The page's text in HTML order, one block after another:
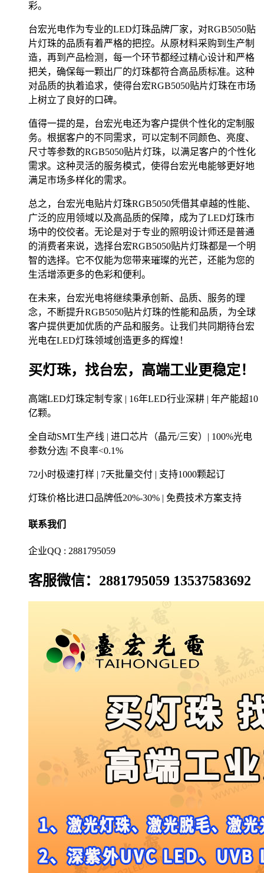
彩。
台宏光电作为专业的LED灯珠品牌厂家，对RGB5050贴
片灯珠的品质有着严格的把控。从原材料采购到生产制
造，再到产品检测，每一个环节都经过精心设计和严格
把关，确保每一颗出厂的灯珠都符合高品质标准。这种
对品质的执着追求，使得台宏RGB5050贴片灯珠在市场
上树立了良好的口碑。
值得一提的是，台宏光电还为客户提供个性化的定制服
务。根据客户的不同需求，可以定制不同颜色、亮度、
尺寸等参数的RGB5050贴片灯珠，以满足客户的个性化
需求。这种灵活的服务模式，使得台宏光电能够更好地
满足市场多样化的需求。
总之，台宏光电贴片灯珠RGB5050凭借其卓越的性能、
广泛的应用领域以及高品质的保障，成为了LED灯珠市
场中的佼佼者。无论是对于专业的照明设计师还是普通
的消费者来说，选择台宏RGB5050贴片灯珠都是一个明
智的选择。它不仅能为您带来璀璨的光芒，还能为您的
生活增添更多的色彩和便利。
在未来，台宏光电将继续秉承创新、品质、服务的理
念，不断提升RGB5050贴片灯珠的性能和品质，为全球
客户提供更加优质的产品和服务。让我们共同期待台宏
光电在LED灯珠领域创造更多的辉煌！
买灯珠，找台宏，高端工业更稳定！
高端LED灯珠定制专家 | 16年LED行业深耕 | 年产能超10
亿颗。
全自动SMT生产线 | 进口芯片（晶元/三安）| 100%光电
参数分选| 不良率<0.1%
72小时极速打样 | 7天批量交付 | 支持1000颗起订
灯珠价格比进口品牌低20%-30% | 免费技术方案支持
联系我们
企业QQ : 2881795059
客服微信：2881795059 13537583692